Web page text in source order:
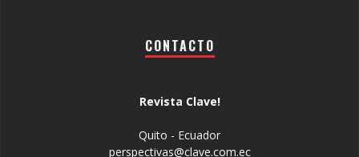
CONTACTO
Revista Clave!
Quito - Ecuador
perspectivas@clave.com.ec